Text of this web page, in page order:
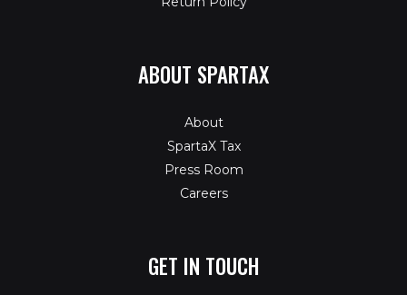
ABOUT SPARTAX
About
SpartaX Tax
Press Room
Careers
GET IN TOUCH